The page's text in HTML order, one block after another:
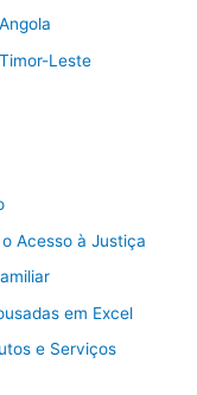
Leste
Acesso à Justiça
em Excel
e Serviços